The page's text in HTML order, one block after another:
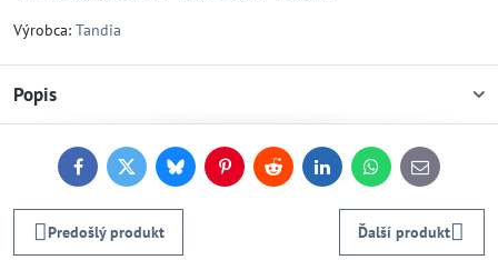
Výrobca: Tandia
Popis
FacebookTwitterBlueskyPinterestReddit LinkedInWhatsApp
E-
mail
Predošlý produkt Ďalší produkt